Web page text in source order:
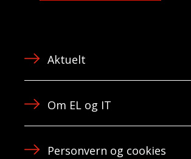
Aktuelt
Om EL og IT
Personvern og cookies